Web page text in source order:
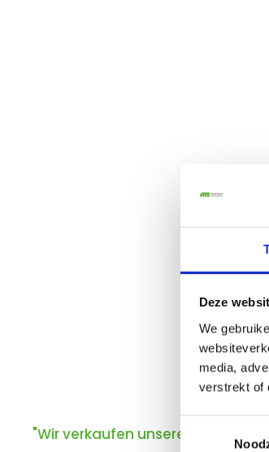
Deze
We
media,
verstrekt of
"Wir verkaufen unseren Kunden